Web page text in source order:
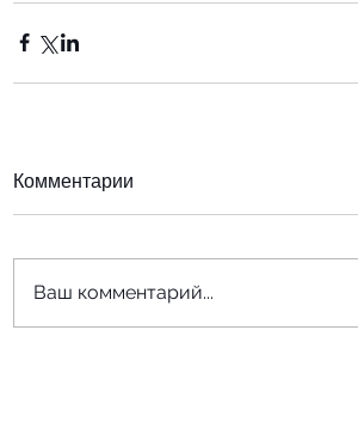
Комментарии
Ваш комментарий...